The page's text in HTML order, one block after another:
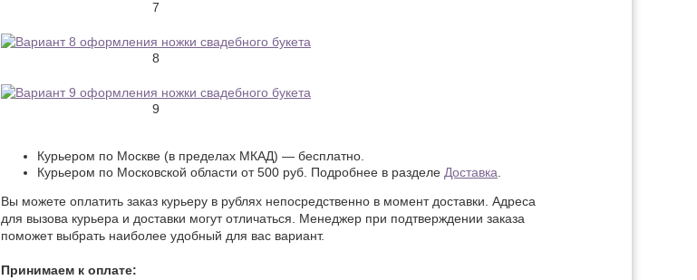
7
8
9
Курьером по Москве (в пределах МКАД) — бесплатно.
Курьером по Московской области от 500 руб. Подробнее в разделе Доставка.
Вы можете оплатить заказ курьеру в рублях непосредственно в момент доставки. Адреса
для вызова курьера и доставки могут отличаться. Менеджер при подтверждении заказа
поможет выбрать наиболее удобный для вас вариант.
Принимаем к оплате: